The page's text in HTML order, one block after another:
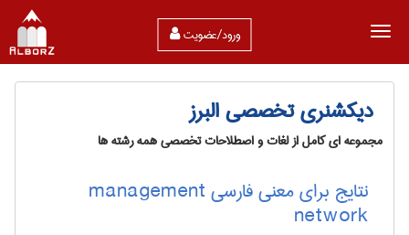
ورود/عضویت
دیکشنری تخصصی البرز
مجموعه ای کامل از لغات و اصطلاحات تخصصی همه رشته ها
نتایج برای معنی فارسی management
network